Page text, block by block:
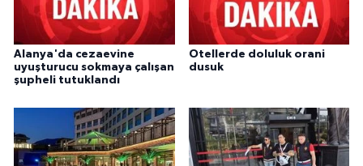
Alanya'da cezaevine
uyuşturucu sokmaya çalışan
şupheli tutuklandı
Otellerde doluluk orani
dusuk